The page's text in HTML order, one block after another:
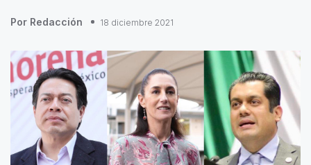
Por Redacción 18 diciembre 2021